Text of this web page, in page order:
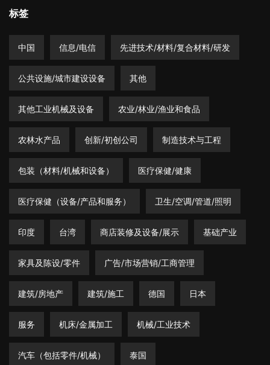
标签
中国 信息/电信 先进技术/材料/复合材料/研发
公共设施/城市建设设备 其他
其他工业机械及设备 农业/林业/渔业和食品
农林水产品 创新/初创公司 制造技术与工程
包装（材料/机械和设备） 医疗保健/健康
医疗保健（设备/产品和服务） 卫生/空调/管道/照明
印度 台湾 商店装修及设备/展示 基础产业
家具及陈设/零件 广告/市场营销/工商管理
建筑/房地产 建筑/施工 德国 日本
服务 机床/金属加工 机械/工业技术
汽车（包括零件/机械） 泰国